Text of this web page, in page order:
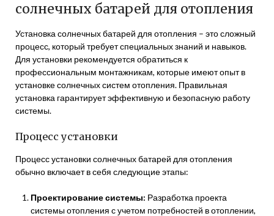
солнечных батарей для отопления
Установка солнечных батарей для отопления – это сложный
процесс, который требует специальных знаний и навыков.
Для установки рекомендуется обратиться к
профессиональным монтажникам, которые имеют опыт в
установке солнечных систем отопления. Правильная
установка гарантирует эффективную и безопасную работу
системы.
Процесс установки
Процесс установки солнечных батарей для отопления
обычно включает в себя следующие этапы:
Проектирование системы: Разработка проекта
системы отопления с учетом потребностей в отоплении,